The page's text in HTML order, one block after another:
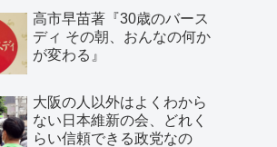
高市早苗著『30歳のバース
ディ その朝、おんなの何か
が変わる』
大阪の人以外はよくわから
ない日本維新の会、どれく
らい信頼できる政党なの